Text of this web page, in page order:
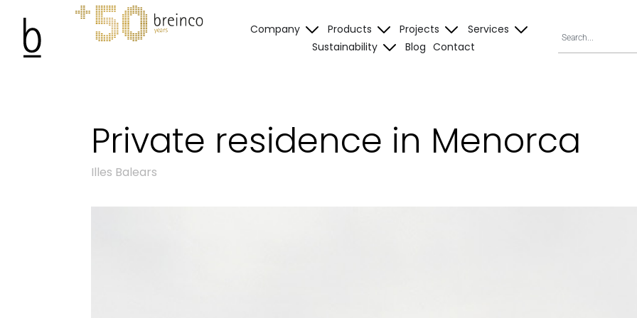
Company Products Projects
Services
Sustainability
Blog Contact
Private residence in Menorca
Illes Balears